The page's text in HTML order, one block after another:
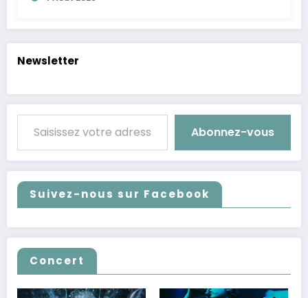
Newsletter
Saisissez votre adresse e-mail…
Abonnez-vous
Suivez-nous sur Facebook
Concert